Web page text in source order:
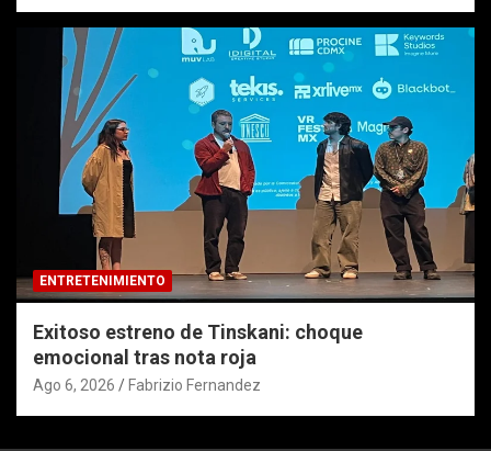
ENTRETENIMIENTO
Exitoso estreno de Tinskani: choque
emocional tras nota roja
Ago 6, 2026 Fabrizio Fernandez